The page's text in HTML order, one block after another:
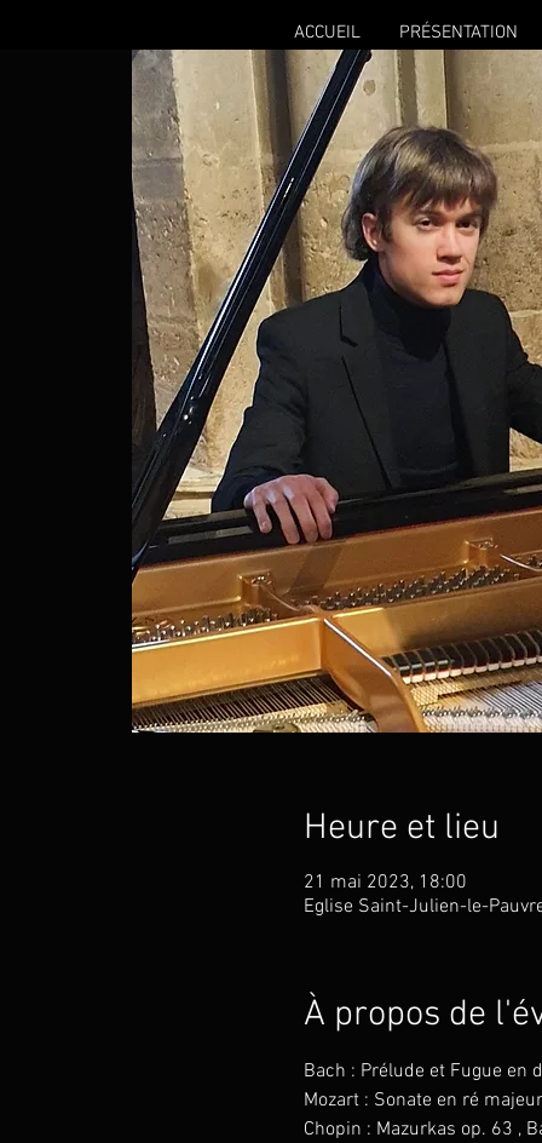
ACCUEIL PRÉSENTATION
Heure et lieu
21 mai 2023, 18:00
Eglise Saint-Julien-le-
À propos de
Bach : Prélude et Fugue en
Mozart : Sonate en ré
Chopin : Mazurkas op. 63 ,